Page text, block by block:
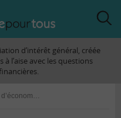
d’intérêt général, créée
l’aise avec les questions
Prix Nobel d’économie 2023 : Claudia Goldin récompensée